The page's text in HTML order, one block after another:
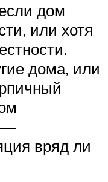
дом
или хотя
дома, или
—
вряд ли